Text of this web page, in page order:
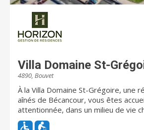
Villa Domaine St-
4890, Bouvet
À la Villa Domaine St-Grégoire, une
aînés de Bécancour, vous êtes
attentionnée, dans un milieu de vie
convivial. Partagez de bons repas